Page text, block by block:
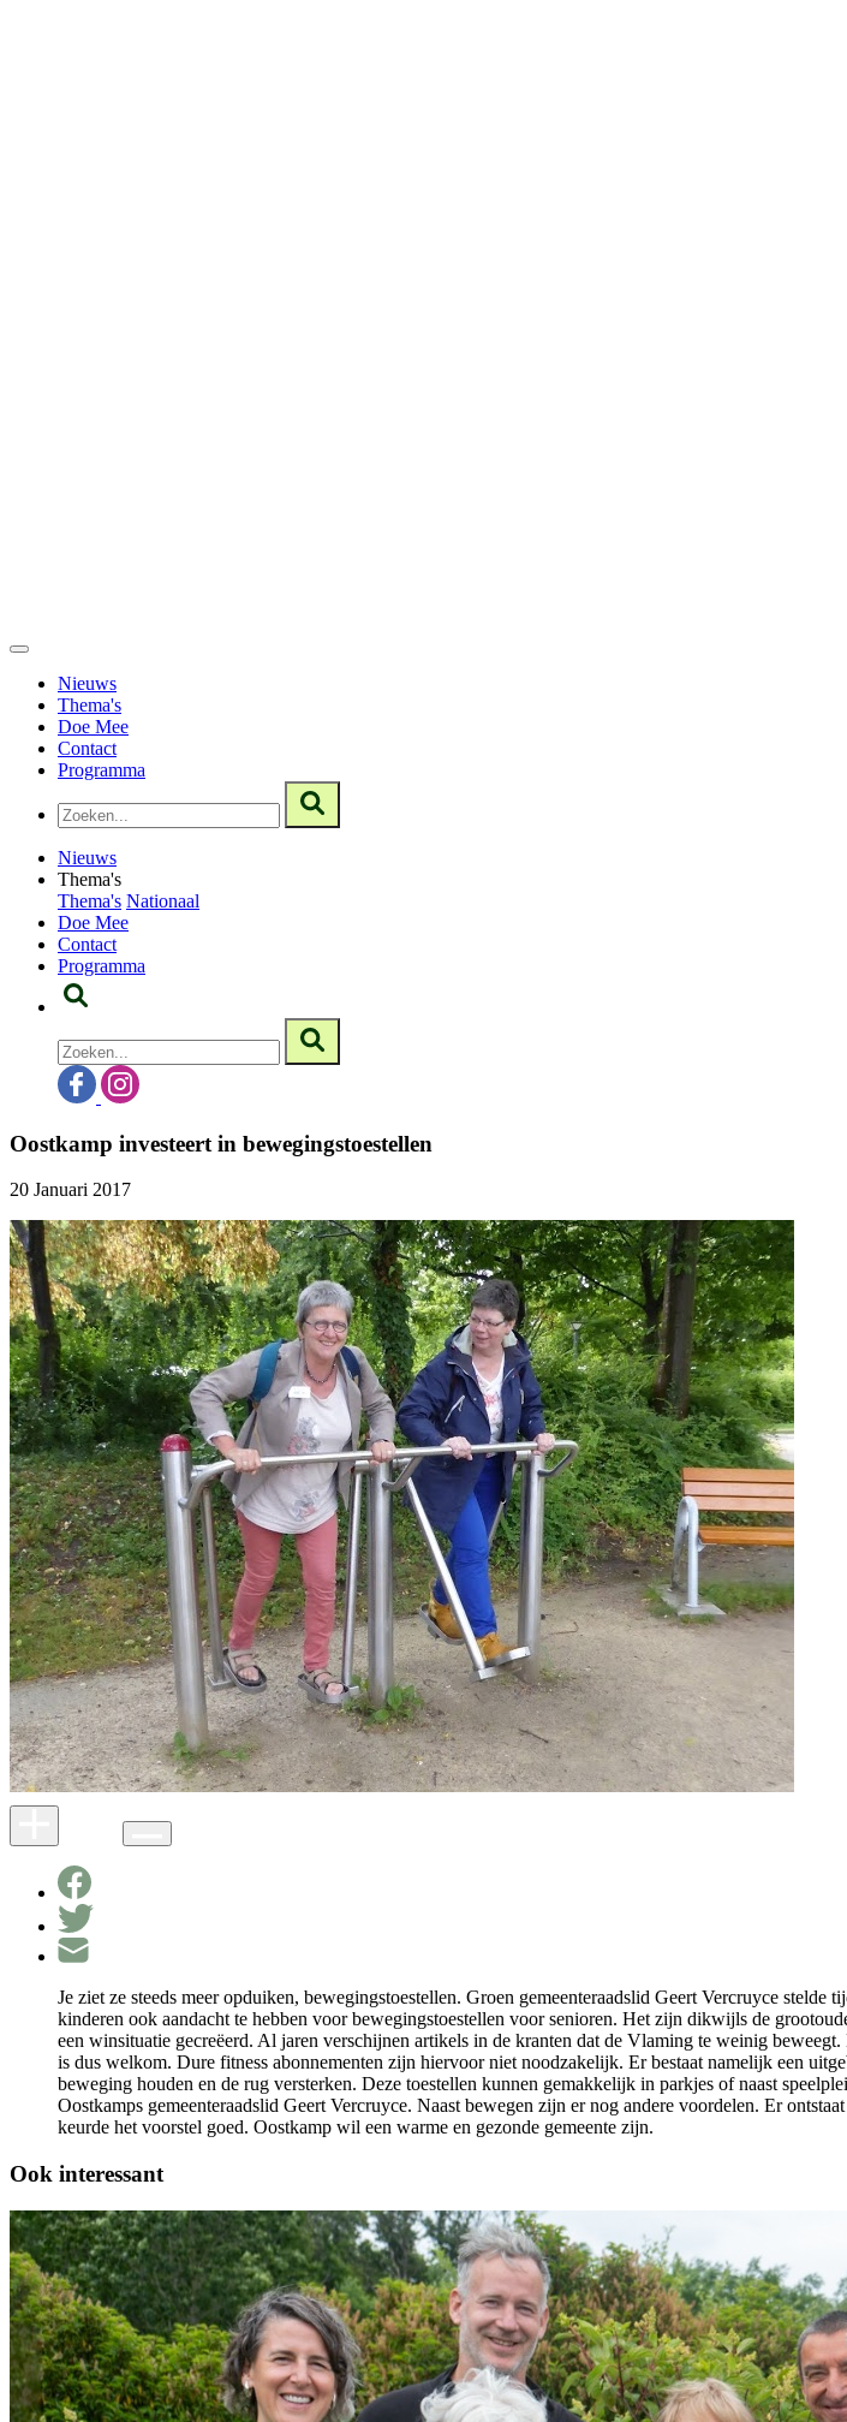
Nieuws
Thema's
Doe Mee
Contact
Programma
Nieuws
Thema's
Thema's Nationaal
Doe Mee
Contact
Programma
Oostkamp investeert in bewegingstoestellen
20 Januari 2017
Je ziet ze steeds meer opduiken, bewegingstoestellen. Groen gemeenteraadslid Geert Vercruyce
kinderen ook aandacht te hebben voor bewegingstoestellen voor senioren. Het zijn dikwijls de
een winsituatie gecreëerd. Al jaren verschijnen artikels in de kranten dat de Vlaming te weinig
is dus welkom. Dure fitness abonnementen zijn hiervoor niet noodzakelijk. Er bestaat namelijk een
beweging houden en de rug versterken. Deze toestellen kunnen gemakkelijk in parkjes of naast
Oostkamps gemeenteraadslid Geert Vercruyce. Naast bewegen zijn er nog andere voordelen. Er
keurde het voorstel goed. Oostkamp wil een warme en gezonde gemeente zijn.
Ook interessant